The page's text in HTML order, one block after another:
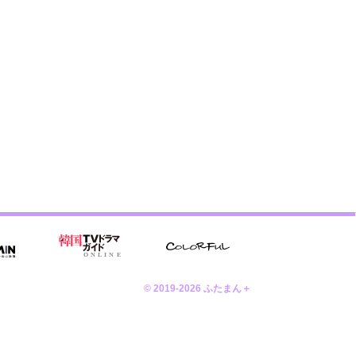
© 2019-2026 ふたまん＋